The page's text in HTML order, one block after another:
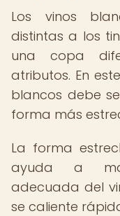
Los vinos
distintas a los
una copa
atributos. En
blancos debe
forma más
La forma
ayuda a
adecuada del
se caliente